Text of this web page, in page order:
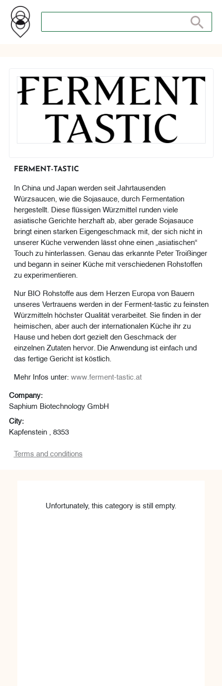
Search
FERMENT-TASTIC
In China und Japan werden seit Jahrtausenden
Würzsaucen, wie die Sojasauce, durch Fermentation
hergestellt. Diese flüssigen Würzmittel runden viele
asiatische Gerichte herzhaft ab, aber gerade Sojasauce
bringt einen starken Eigengeschmack mit, der sich nicht in
unserer Küche verwenden lässt ohne einen „asiatischen“
Touch zu hinterlassen. Genau das erkannte Peter Troißinger
und begann in seiner Küche mit verschiedenen Rohstoffen
zu experimentieren.
Nur BIO Rohstoffe aus dem Herzen Europa von Bauern
unseres Vertrauens werden in der Ferment-tastic zu feinsten
Würzmitteln höchster Qualität verarbeitet. Sie finden in der
heimischen, aber auch der internationalen Küche ihr zu
Hause und heben dort gezielt den Geschmack der
einzelnen Zutaten hervor. Die Anwendung ist einfach und
das fertige Gericht ist köstlich.
Mehr Infos unter: www.ferment-tastic.at
Company:
Saphium Biotechnology GmbH
City:
Kapfenstein , 8353
Terms and conditions
Unfortunately, this category is still empty.